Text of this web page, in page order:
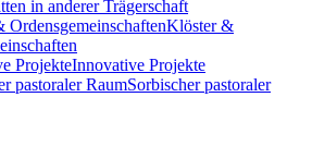
in anderer Trägerschaft
Klöster &
Innovative Projekte
Sorbischer pastoraler